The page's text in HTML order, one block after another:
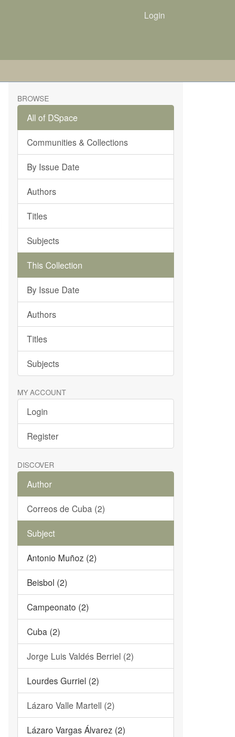
Login
BROWSE
All of DSpace
Communities & Collections
By Issue Date
Authors
Titles
Subjects
This Collection
By Issue Date
Authors
Titles
Subjects
MY ACCOUNT
Login
Register
DISCOVER
Author
Correos de Cuba (2)
Subject
Antonio Muñoz (2)
Beisbol (2)
Campeonato (2)
Cuba (2)
Jorge Luis Valdés Berriel (2)
Lourdes Gurriel (2)
Lázaro Valle Martell (2)
Lázaro Vargas Álvarez (2)